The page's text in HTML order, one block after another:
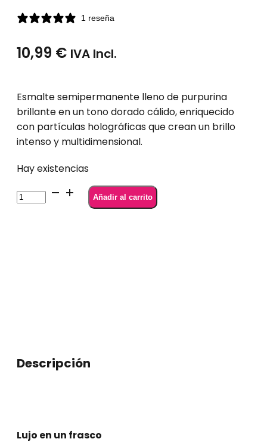
1 reseña
10,99 € IVA Incl.
Esmalte semipermanente lleno de purpurina
brillante en un tono dorado cálido, enriquecido
con partículas holográficas que crean un brillo
intenso y multidimensional.
Hay existencias
SEMILAC
956
Añadir al carrito
Descripción
Lujo en un frasco